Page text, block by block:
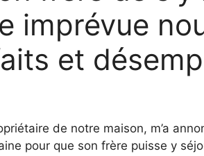
imprévue
et
de notre maison, m’a
pour que son frère puisse y